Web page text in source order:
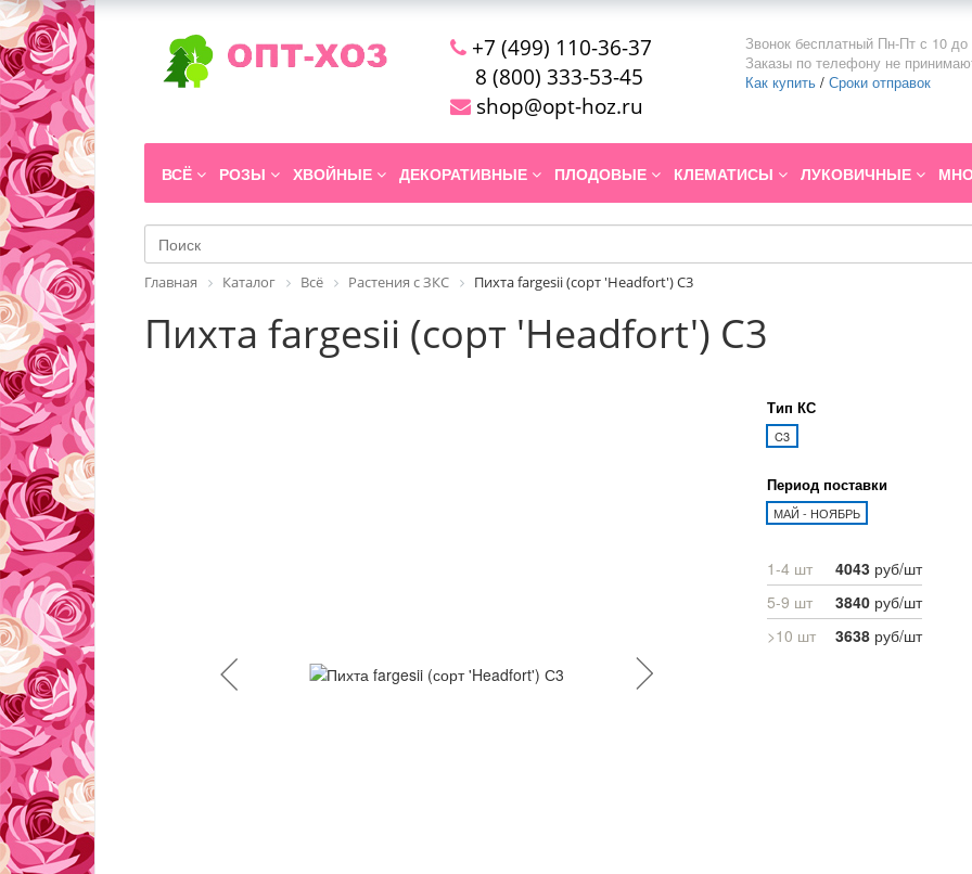
+7 (499) 110-36-37
8 (800) 333-53-45
shop@opt-hoz.ru
Звонок бесплатный Пн-Пт с 10 до
Заказы по телефону не
Как купить / Сроки отправок
ВСЁ РОЗЫ ХВОЙНЫЕ ДЕКОРАТИВНЫЕ ПЛОДОВЫЕ КЛЕМАТИСЫ ЛУКОВИЧНЫЕ
Главная Каталог Всё Растения с ЗКС Пихта fargesii (сорт 'Headfort') С3
Пихта fargesii (сорт 'Headfort') С3
Тип КС
C3
Период поставки
МАЙ - НОЯБРЬ
1-4 шт 4043 руб/шт
5-9 шт
3840 руб/шт
>10 шт
3638 руб/шт